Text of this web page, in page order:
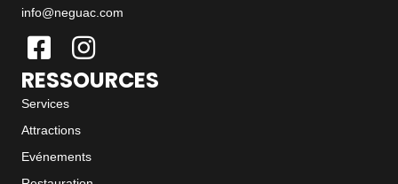
info@neguac.com
RESSOURCES
Services
Attractions
Evénements